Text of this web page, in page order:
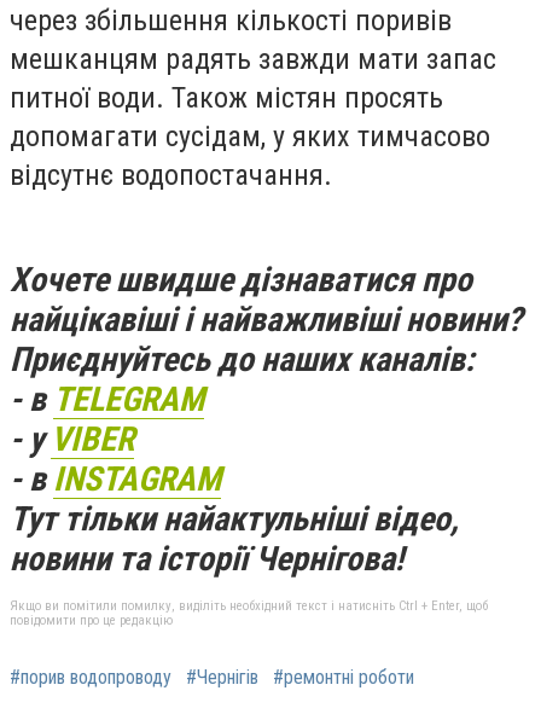
через збільшення кількості поривів
мешканцям радять завжди мати запас
питної води. Також містян просять
допомагати сусідам, у яких тимчасово
відсутнє водопостачання.
Хочете швидше дізнаватися про
найцікавіші і найважливіші новини?
Приєднуйтесь до наших каналів:
- в TELEGRAM
- у VIBER
- вINSTAGRAM
Тут тільки найактульніші відео,
новини та історії Чернігова!
Якщо ви помітили помилку, виділіть необхідний текст і натисніть Ctrl + Enter, щоб
повідомити про це редакцію
#порив водопроводу #Чернігів #ремонтні роботи